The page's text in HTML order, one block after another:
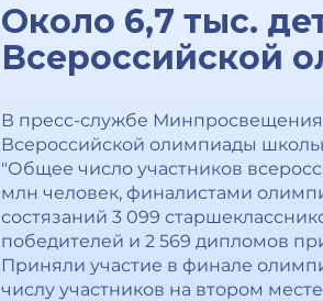
Около 6,7 тыс.
Всероссийской
В пресс-службе Минпросвещения
Всероссийской олимпиады
"Общее число участников
млн человек, финалистами
состязаний 3 099
победителей и 2 569 дипломов
Приняли участие в финале
числу участников на втором